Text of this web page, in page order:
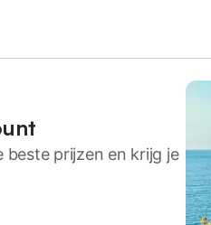
beste prijzen en krijg je